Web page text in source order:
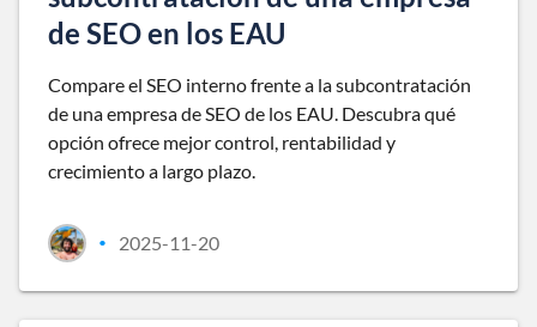
de SEO en los EAU
Compare el SEO interno frente a la subcontratación
de una empresa de SEO de los EAU. Descubra qué
opción ofrece mejor control, rentabilidad y
crecimiento a largo plazo.
• 2025-11-20